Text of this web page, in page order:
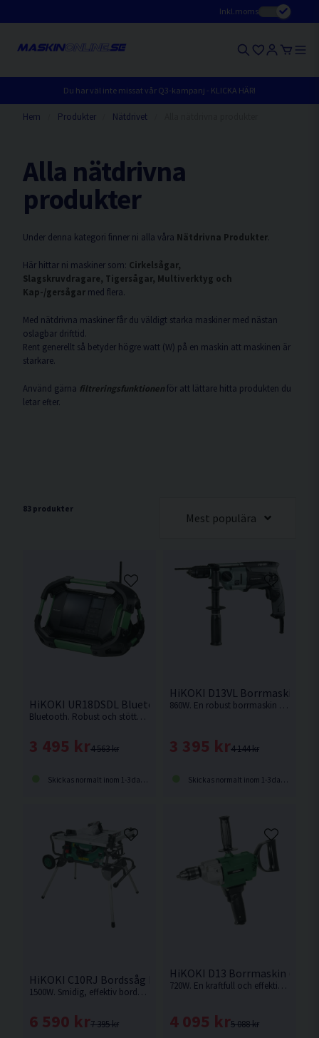
Inkl.moms
Du har väl inte missat vår Q3-kampanj - KLICKA HÄR!
Hem Produkter Nätdrivet
Alla nätdrivna
produkter
Under denna kategori finner ni alla våra Nätdrivna Produkter
Här hittar ni maskiner som: Cirkelsågar,
Slagskruvdragare, Tigersågar, Multiverktyg och
Kap-/gersågar med flera.
Med nätdrivna maskiner får du väldigt starka maskiner med nästan
oslagbar drifttid.
Rent generellt så betyder högre watt (W) på en maskin att maskinen är
starkare.
Använd gärna filtreringsfunktionenför att lättare hitta produkten du
letar efter.
83 produkter
Mest populära
HiKOKI UR18DSDL Bluetooth Radio DAB 14,4-18V
Bluetooth. Robust och stöttålig radio med många funktioner och bra ljud. Levereras utan batteri och laddare.
4 563 kr
3 495 kr
Skickas normalt inom 1-3 dagar
HiKOKI D13VL Borrmaskin
860W. En robust borrmaskin med kraftfull motor och högt vridmoment från HiKOKI.
4 144 kr
3 395 kr
Skickas normalt inom 1-3 dagar
HiKOKI C10RJ Bordssåg Med Stativ 254MM (1500W)
1500W. Smidig, effektiv bordsåg med hög sågkapacitet och bordsförlängning som ger stor stödyta.
7 395 kr
6 590 kr
HiKOKI D13 Borrmaskin
720W. En kraftfull och effektiv borrmaskin med högt vridmoment från Hikoki.
5 088 kr
4 095 kr